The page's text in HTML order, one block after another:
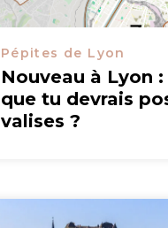
Pépites de Lyon
Nouveau à Lyon
que tu devrais
valises ?